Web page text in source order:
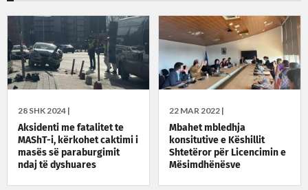
28 SHK 2024 |
Aksidenti me fatalitet te
MAShT-i, kërkohet caktimi i
masës së paraburgimit
ndaj të dyshuares
22 MAR 2022 |
Mbahet mbledhja
konsitutive e Këshillit
Shtetëror për Licencimin e
Mësimdhënësve